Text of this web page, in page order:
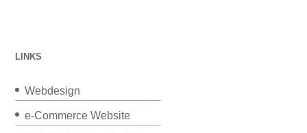
LINKS
Webdesign
e-Commerce Website